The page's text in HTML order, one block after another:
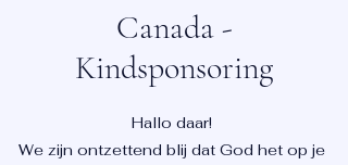
Canada -
Kindsponsoring
Hallo daar!
We zijn ontzettend blij dat God het op je